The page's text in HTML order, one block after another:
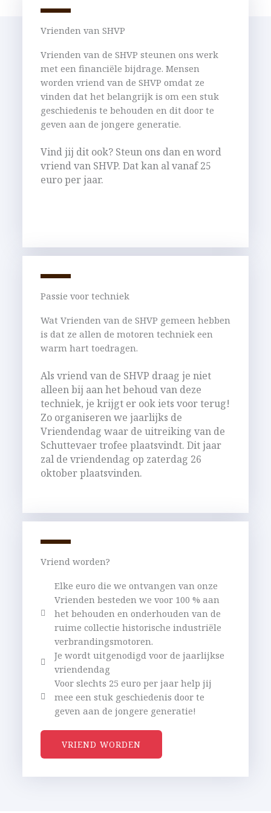
Vrienden van SHVP
Vrienden van de SHVP steunen ons werk
met een financiële bijdrage. Mensen
worden vriend van de SHVP omdat ze
vinden dat het belangrijk is om een stuk
geschiedenis te behouden en dit door te
geven aan de jongere generatie.
Vind jij dit ook? Steun ons dan en word
vriend van SHVP. Dat kan al vanaf 25
euro per jaar.
Passie voor techniek
Wat Vrienden van de SHVP gemeen hebben
is dat ze allen de motoren techniek een
warm hart toedragen.
Als vriend van de SHVP draag je niet
alleen bij aan het behoud van deze
techniek, je krijgt er ook iets voor terug!
Zo organiseren we jaarlijks de
Vriendendag waar de uitreiking van de
Schuttevaer trofee plaatsvindt. Dit jaar
zal de vriendendag op zaterdag 26
oktober plaatsvinden.
Vriend worden?
Elke euro die we ontvangen van onze
Vrienden besteden we voor 100 % aan
het behouden en onderhouden van de
ruime collectie historische industriële
verbrandingsmotoren.
Je wordt uitgenodigd voor de jaarlijkse
vriendendag
Voor slechts 25 euro per jaar help jij
mee een stuk geschiedenis door te
geven aan de jongere generatie!
VRIEND WORDEN